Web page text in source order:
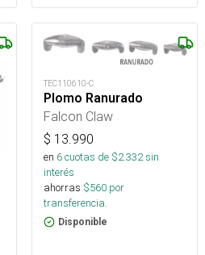
TEC110610-C
Plomo Ranurado
Falcon Claw
$ 13.990
en 6cuotas de $2.332sin
interés
ahorras $560 por
transferencia.
Disponible